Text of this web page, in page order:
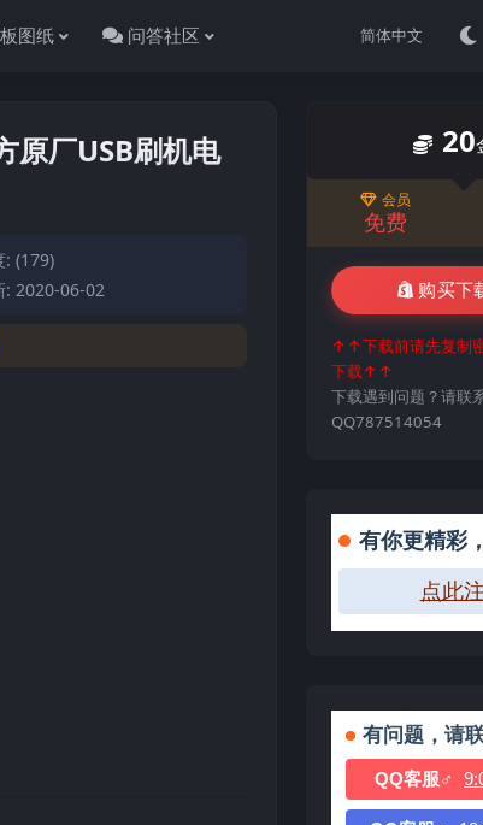
图纸 问答社区
原厂USB刷机电
: (179)
: 2020-06-02
20
会员
免费
购买下
↑↑下载前请先复制
下载↑↑
下载遇到问题？请联
QQ787514054
有你更精彩
点此
有问题，请
QQ客服♂